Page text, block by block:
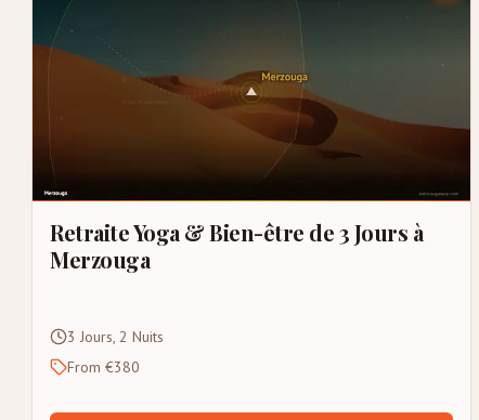
Retraite Yoga & Bien-être de 3 Jours à
Merzouga
3 Jours, 2 Nuits
From €380